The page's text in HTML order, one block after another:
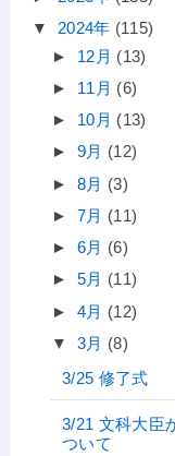
▼ 2024年 (115)
► 12月 (13)
► 11月 (6)
► 10月 (13)
► 9月 (12)
► 8月 (3)
► 7月 (11)
► 6月 (6)
► 5月 (11)
► 4月 (12)
▼ 3月 (8)
3/25 修了式
3/21 文科大臣
ついて